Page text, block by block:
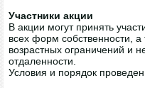
Участники акции
В акции могут принять
всех форм собственности,
возрастных ограничений и
отдаленности.
Условия и порядок